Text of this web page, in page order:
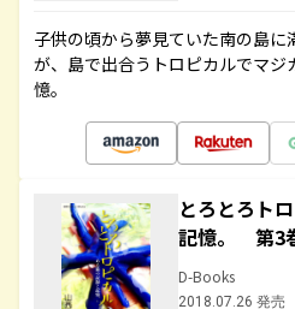
子供の頃から夢見ていた南の島
が、島で出合うトロピカルでマ
憶。
とろとろト
記憶。 第3
D-Books
2018.07.26 発売